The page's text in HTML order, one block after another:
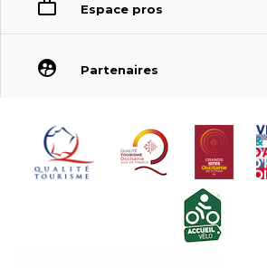
Espace pros
Partenaires